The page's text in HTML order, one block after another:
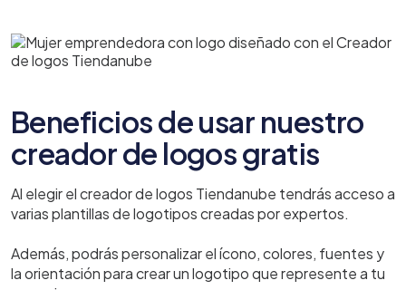
Beneficios de usar nuestro
creador de logos gratis
Al elegir el creador de logos Tiendanube tendrás acceso a
varias plantillas de logotipos creadas por expertos.
Además, podrás personalizar el ícono, colores, fuentes y
la orientación para crear un logotipo que represente a tu